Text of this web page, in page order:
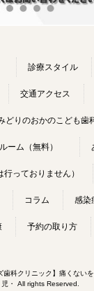
診療スタイル
交通アクセス
どりのおかのこども歯
ーム（無料）
っておりません）
コラム 感染
予約の取り方
科クリニック】痛くない
児・ All rights Reserved.